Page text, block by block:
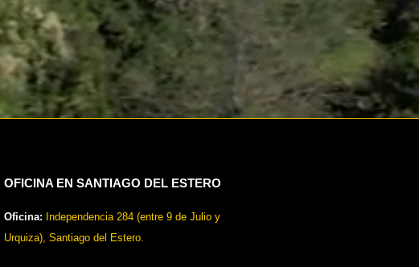
OFICINA EN SANTIAGO DEL ESTERO
Oficina: Independencia 284 (entre 9 de Julio y
Urquiza), Santiago del Estero.